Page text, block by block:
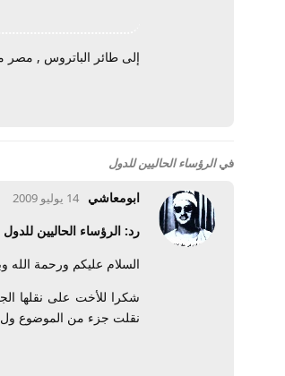
إلى طائر الباتروس ,
فيالرؤساء الحاليين للدول
ابومعاشي 14 يوليو 2009
رد: الرؤساء الحاليين للدول
السلام عليكم ورحمة الله
شكرا للأخت على نقلها
نقلت جزء من الموضوع ول